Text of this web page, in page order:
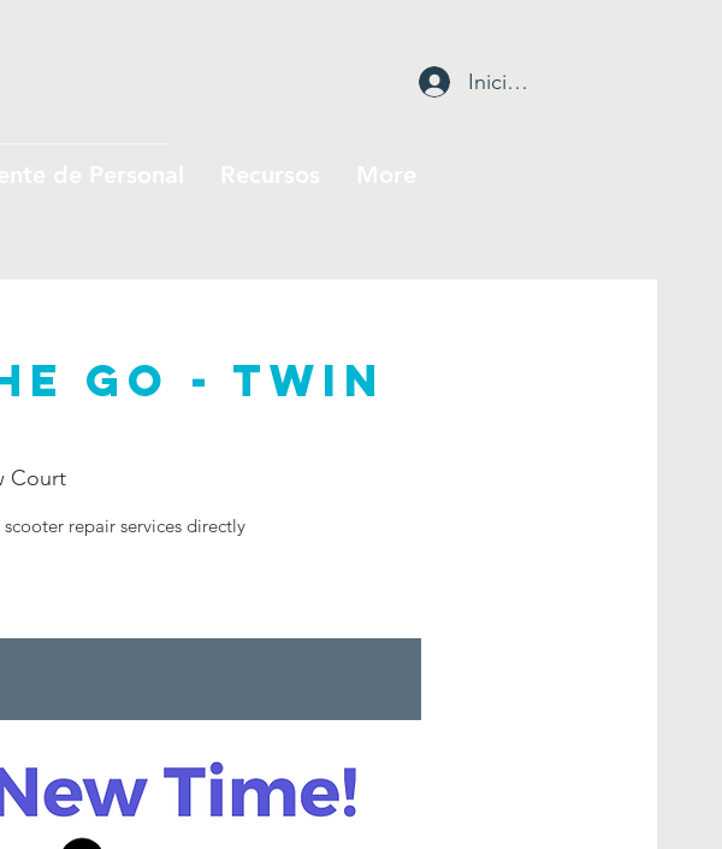
Iniciar sesión
Go - Twin
Court
repair services directly